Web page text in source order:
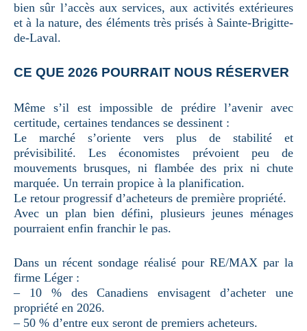
bien sûr l’accès aux services, aux activités extérieures
et à la nature, des éléments très prisés à Sainte-Brigitte-
de-Laval.
CE QUE 2026 POURRAIT NOUS RÉSERVER
Même s’il est impossible de prédire l’avenir avec
certitude, certaines tendances se dessinent :
Le marché s’oriente vers plus de stabilité et
prévisibilité. Les économistes prévoient peu de
mouvements brusques, ni flambée des prix ni chute
marquée. Un terrain propice à la planification.
Le retour progressif d’acheteurs de première propriété.
Avec un plan bien défini, plusieurs jeunes ménages
pourraient enfin franchir le pas.
Dans un récent sondage réalisé pour RE/MAX par la
firme Léger :
– 10 % des Canadiens envisagent d’acheter une
propriété en 2026.
– 50 % d’entre eux seront de premiers acheteurs.